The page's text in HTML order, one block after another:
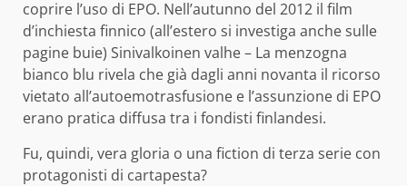
coprire l’uso di EPO. Nell’autunno del 2012 il film
d’inchiesta finnico (all’estero si investiga anche sulle
pagine buie) Sinivalkoinen valhe – La menzogna
bianco blu rivela che già dagli anni novanta il ricorso
vietato all’autoemotrasfusione e l’assunzione di EPO
erano pratica diffusa tra i fondisti finlandesi.
Fu, quindi, vera gloria o una fiction di terza serie con
protagonisti di cartapesta?